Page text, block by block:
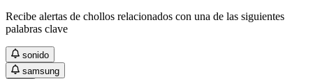
Recibe alertas de chollos relacionados con una de las siguientes
palabras clave
sonido
samsung